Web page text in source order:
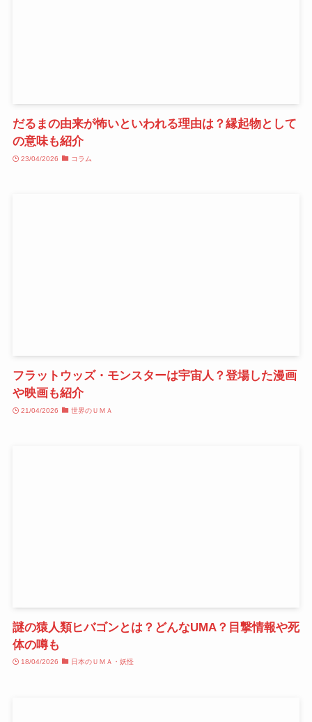
だるまの由来が怖いといわれる理由は？縁起物として
の意味も紹介
23/04/2026 コラム
フラットウッズ・モンスターは宇宙人？登場した漫画
や映画も紹介
21/04/2026 世界のＵＭＡ
謎の猿人類ヒバゴンとは？どんなUMA？目撃情報や死
体の噂も
18/04/2026 日本のＵＭＡ・妖怪